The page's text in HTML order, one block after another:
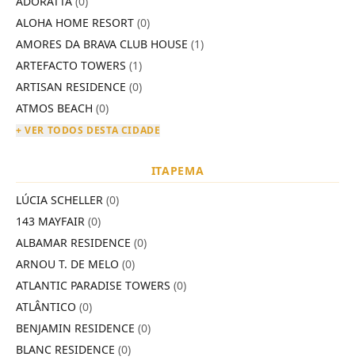
ALOHA HOME RESORT (0)
AMORES DA BRAVA CLUB HOUSE (1)
ARTEFACTO TOWERS (1)
ARTISAN RESIDENCE (0)
ATMOS BEACH (0)
+ VER TODOS DESTA CIDADE
ITAPEMA
LÚCIA SCHELLER (0)
143 MAYFAIR (0)
ALBAMAR RESIDENCE (0)
ARNOU T. DE MELO (0)
ATLANTIC PARADISE TOWERS (0)
ATLÂNTICO (0)
BENJAMIN RESIDENCE (0)
BLANC RESIDENCE (0)